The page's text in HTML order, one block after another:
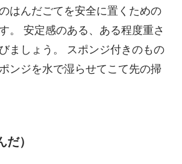
はんだごてを安全に置くための
。 安定感のある、ある程度重さ
ましょう。 スポンジ付きのもの
ンジを水で湿らせてこて先の掃
）